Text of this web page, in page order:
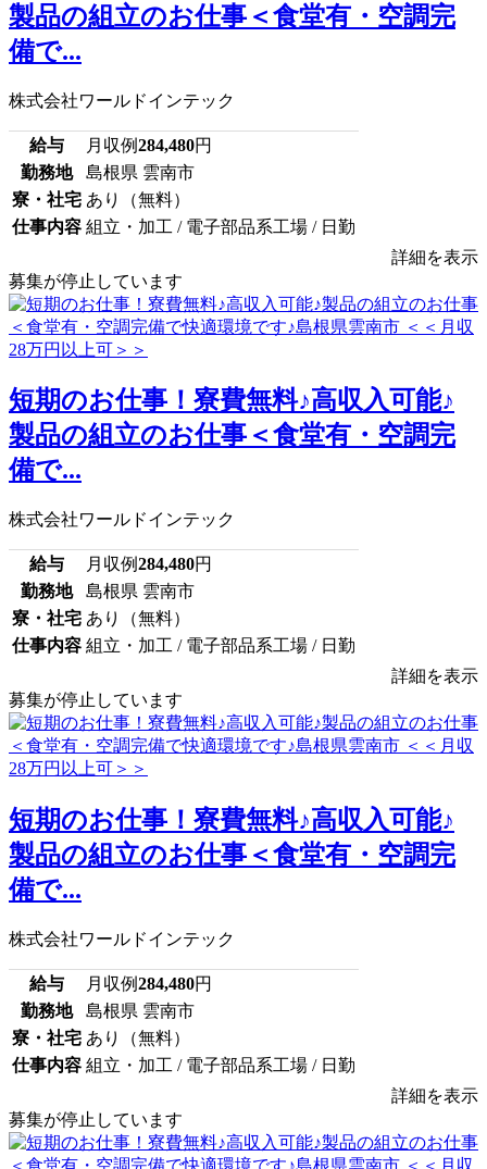
製品の組立のお仕事＜食堂有・空調完
備で...
株式会社ワールドインテック
給与 月収例284,480円
勤務地
島根県 雲南市
寮・社宅 あり（無料）
仕事内容 組立・加工 / 電子部品系工場 / 日勤
詳細を表示
募集が停止しています
短期のお仕事！寮費無料♪高収入可能♪
製品の組立のお仕事＜食堂有・空調完
備で...
株式会社ワールドインテック
給与 月収例284,480円
勤務地
島根県 雲南市
寮・社宅 あり（無料）
仕事内容 組立・加工 / 電子部品系工場 / 日勤
詳細を表示
募集が停止しています
短期のお仕事！寮費無料♪高収入可能♪
製品の組立のお仕事＜食堂有・空調完
備で...
株式会社ワールドインテック
給与 月収例284,480円
勤務地
島根県 雲南市
寮・社宅 あり（無料）
仕事内容 組立・加工 / 電子部品系工場 / 日勤
詳細を表示
募集が停止しています